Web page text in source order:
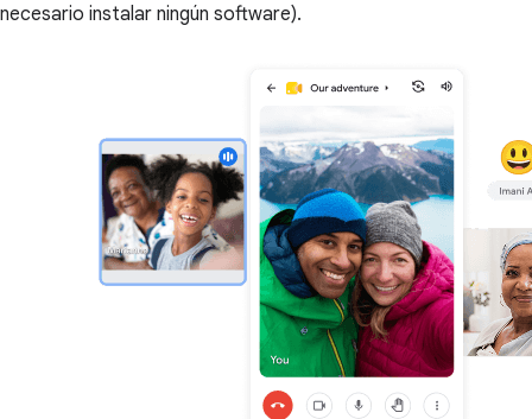
necesario instalar ningún software).